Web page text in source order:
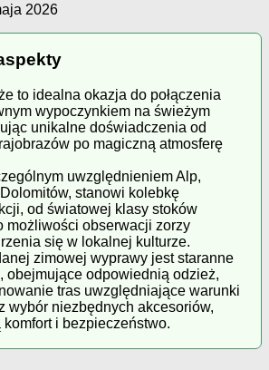
2026
to idealna okazja do połączenia
wypoczynkiem na świeżym
unikalne doświadczenia od
po magiczną atmosferę
uwzględnieniem Alp,
stanowi kolebkę
od światowej klasy stoków
możliwości obserwacji zorzy
się w lokalnej kulturze.
zimowej wyprawy jest staranne
obejmujące odpowiednią odzież,
tras uwzględniające warunki
wybór niezbędnych akcesoriów,
komfort i bezpieczeństwo.